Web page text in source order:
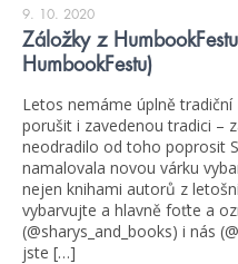
9. 10. 2020
Záložky z
HumbookFestu)
Letos nemáme úplně
porušit i zavedenou tradici –
neodradilo od toho poprosit
namalovala novou várku
nejen knihami autorů z
vybarvujte a hlavně foťte a
(@sharys_and_books) i nás
jste […]